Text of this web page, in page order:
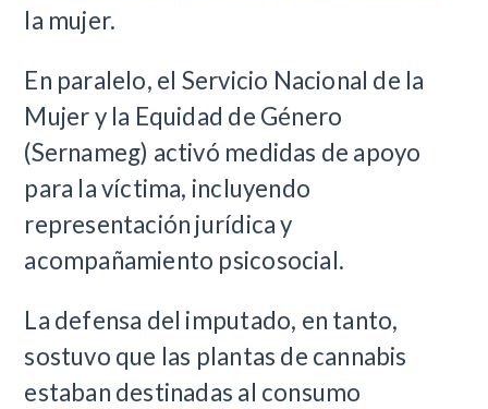
la mujer.
En paralelo, el Servicio Nacional de la
Mujer y la Equidad de Género
(Sernameg) activó medidas de apoyo
para la víctima, incluyendo
representación jurídica y
acompañamiento psicosocial.
La defensa del imputado, en tanto,
sostuvo que las plantas de cannabis
estaban destinadas al consumo